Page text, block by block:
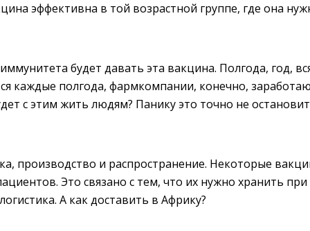
эффективна в той возрастной группе, где она
будет давать эта вакцина. Полгода, год,
каждые полгода, фармкомпании, конечно,
с этим жить людям? Панику это точно не
производство и распространение. Некоторые
Это связано с тем, что их нужно хранить
А как доставить в Африку?